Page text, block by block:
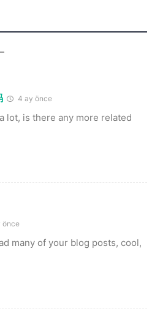
4 ay önce
lot, is there any more related
önce
many of your blog posts, cool,